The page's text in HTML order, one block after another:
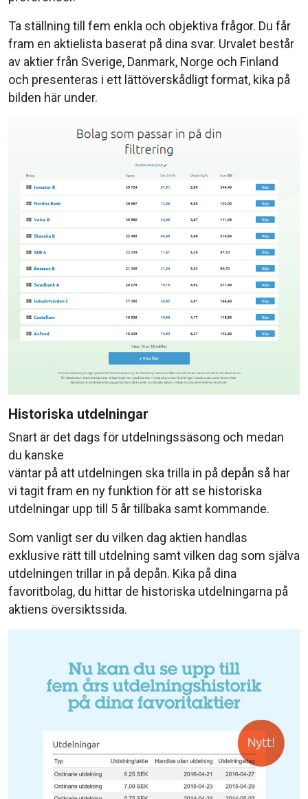
Ta ställning till fem enkla och objektiva frågor. Du får
fram en aktielista baserat på dina svar. Urvalet består
av aktier från Sverige, Danmark, Norge och Finland
och presenteras i ett lättöverskådligt format, kika på
bilden här under.
Historiska utdelningar
Snart är det dags för utdelningssäsong och medan
du kanske
väntar på att utdelningen ska trilla in på depån så har
vi tagit fram en ny funktion för att se historiska
utdelningar upp till 5 år tillbaka samt kommande.
Som vanligt ser du vilken dag aktien handlas
exklusive rätt till utdelning samt vilken dag som själva
utdelningen trillar in på depån. Kika på dina
favoritbolag, du hittar de historiska utdelningarna på
aktiens översiktssida.